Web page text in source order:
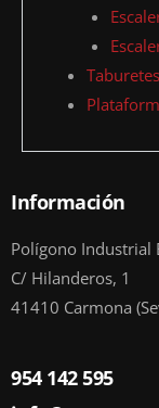
Taburetes
Información
Polígono Industrial
C/ Hilanderos, 1
41410 Carmona
954 142 595